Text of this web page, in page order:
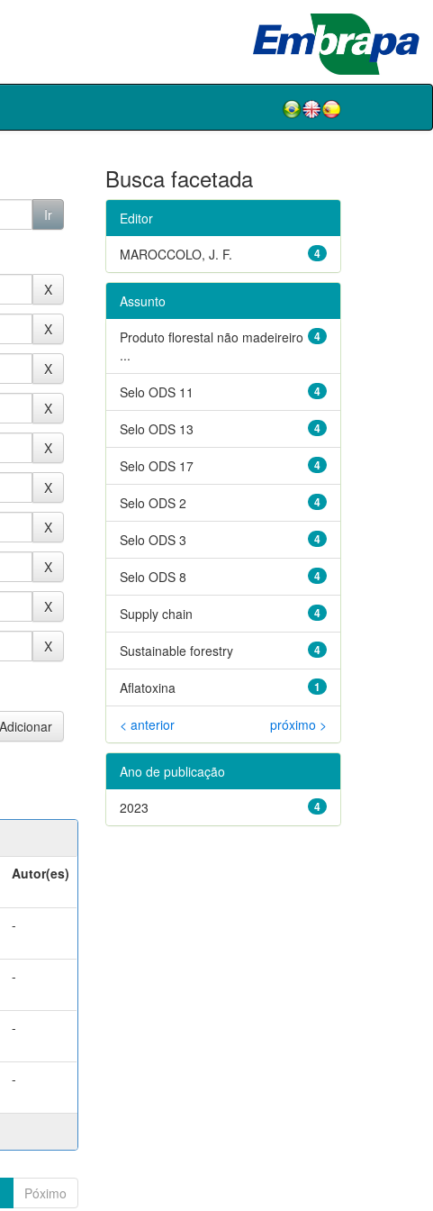
Autor(es)
-
-
-
-
Póximo
Busca facetada
Editor
4
MAROCCOLO, J. F.
Assunto
4
Produto florestal não madeireiro
...
4
Selo ODS 11
4
Selo ODS 13
4
Selo ODS 17
4
Selo ODS 2
4
Selo ODS 3
4
Selo ODS 8
4
Supply chain
4
Sustainable forestry
1
Aflatoxina
< anterior próximo >
Ano de publicação
4
2023